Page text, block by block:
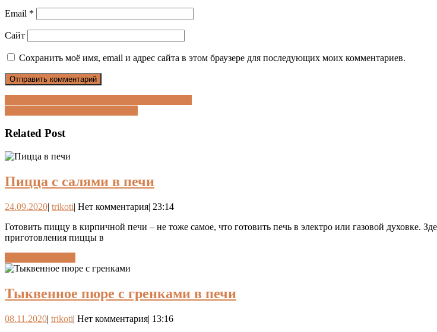
Email *
Сайт
Сохранить моё имя, email и адрес сайта в этом браузере для последующих моих комментариев.
Навигация
по
записям
Related Post
Пицца с салями в печиПицца
салями
в
24.09.202024.09.2020
| trikotitrikoti
| Нет комментария| 23:14
Готовить пиццу в кирпичной печи – не тоже самое, что готовить печь в электро или газовой духовке.
приготовления пиццы в
ДАЛЕЕ
Тыквенное пюре с гренками в печиТыквенное
08.11.202008.11.2020
| trikotitrikoti
| Нет комментария| 13:16